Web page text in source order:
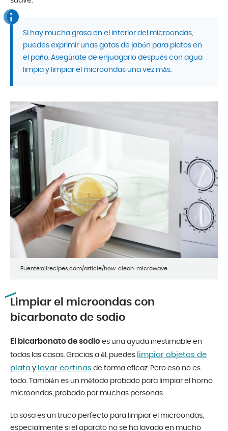
Si hay mucha grasa en el interior del microondas,
puedes exprimir unas gotas de jabón para platos en
el paño. Asegúrate de enjuagarlo después con agua
limpia y limpiar el microondas una vez más.
Fuente:allrecipes.com/article/how-clean-microwave
Limpiar el microondas con
bicarbonato de sodio
El bicarbonato de sodio es una ayuda inestimable en
todas las casas. Gracias a él, puedes limpiar objetos de
plata y lavar cortinas de forma eficaz. Pero eso no es
todo. También es un método probado para limpiar el horno
microondas, probado por muchas personas.
La sosa es un truco perfecto para limpiar el microondas,
especialmente si el aparato no se ha lavado en mucho